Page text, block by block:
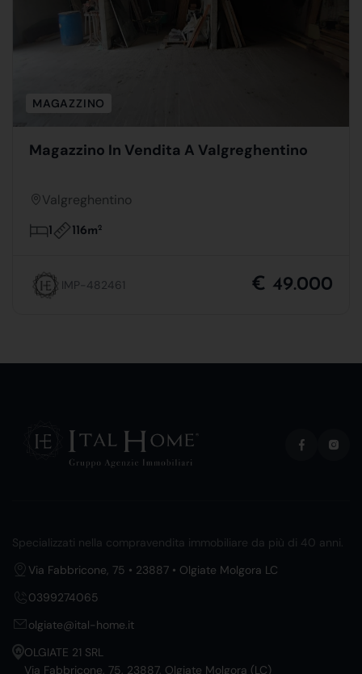
MAGAZZINO
Magazzino In Vendita A Valgreghentino
Valgreghentino
1 116m2
IMP-482461 € 49.000
Specializzati nella compravendita immobiliare da più di 40 anni.
Via Fabbricone, 75 • 23887 • Olgiate Molgora LC
0399274065
olgiate@ital-home.it
OLGIATE 21 SRL
Via Fabbricone, 75, 23887, Olgiate Molgora (LC)